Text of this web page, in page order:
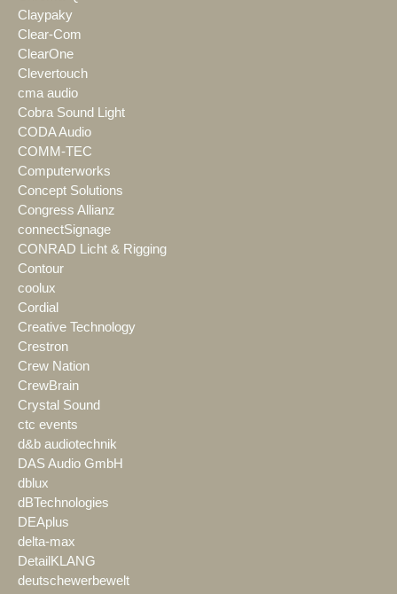
Claypaky
Clear-Com
ClearOne
Clevertouch
cma audio
Cobra Sound Light
CODA Audio
COMM-TEC
Computerworks
Concept Solutions
Congress Allianz
connectSignage
CONRAD Licht & Rigging
Contour
coolux
Cordial
Creative Technology
Crestron
Crew Nation
CrewBrain
Crystal Sound
ctc events
d&b audiotechnik
DAS Audio GmbH
dblux
dBTechnologies
DEAplus
delta-max
DetailKLANG
deutschewerbewelt